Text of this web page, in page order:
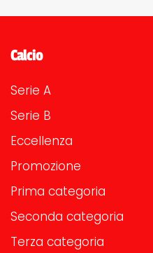
Calcio
Serie A
Serie B
Eccellenza
Promozione
Prima categoria
Seconda categoria
Terza categoria